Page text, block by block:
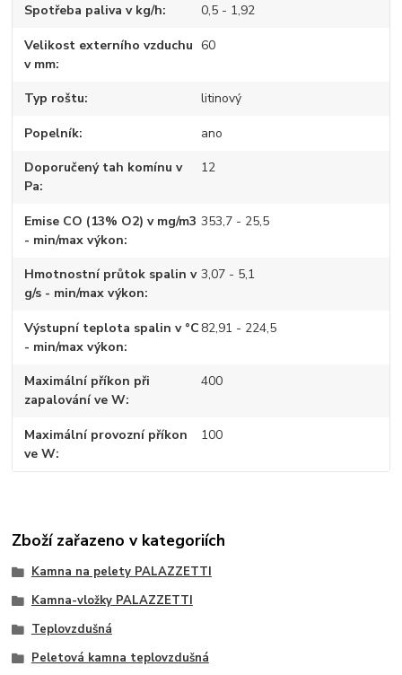
Spotřeba paliva v kg/h 0,5 - 1,92
Velikost externího vzduchu
v mm
60
Typ roštu litinový
Popelník ano
Doporučený tah komínu v
Pa
12
Emise CO (13% O2) v mg/m3
- min/max výkon
353,7 - 25,5
Hmotnostní průtok spalin v
g/s - min/max výkon
3,07 - 5,1
Výstupní teplota spalin v °C
- min/max výkon
82,91 - 224,5
Maximální příkon při
zapalování ve W
400
Maximální provozní příkon
ve W
100
Zboží zařazeno v kategoriích
Kamna na pelety PALAZZETTI
Kamna-vložky PALAZZETTI
Teplovzdušná
Peletová kamna teplovzdušná